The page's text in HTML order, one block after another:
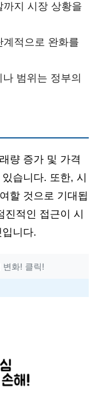
지 시장 상황을
적으로 완화를
범위는 정부의
량 증가 및 가격
습니다. 또한, 시
할 것으로 기대됩
적인 접근이 시
니다.
변화! 클릭!